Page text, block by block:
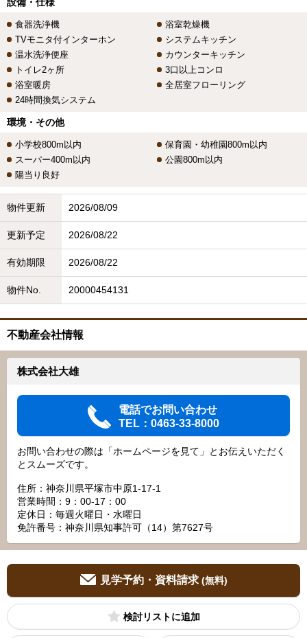
食器洗浄機
浴室乾燥機
TVモニタ付インターホン
システムキッチン
温水洗浄便座
カウンターキッチン
トイレ2ヶ所
3口以上コンロ
浴室暖房
全居室フローリング
24時間換気システム
環境・その他
小学校800m以内
保育園・幼稚園800m以内
スーパー400m以内
公園800m以内
陽当り良好
物件更新 2026/08/09
更新予定 2026/08/22
有効期限 2026/08/22
物件No. 20000454131
不動産会社情報
株式会社大雄
電話でお問い合わせ
TEL：0463-33-8000
お問い合わせの際は「ホームページを見て」とお伝えいただく
とスムーズです。
住所：神奈川県平塚市中原1-17-1
営業時間：9：00‐17：00
定休日：毎週火曜日・水曜日
免許番号：神奈川県知事許可（14）第7627号
見学予約・資料請求 (無料)
検討リスト